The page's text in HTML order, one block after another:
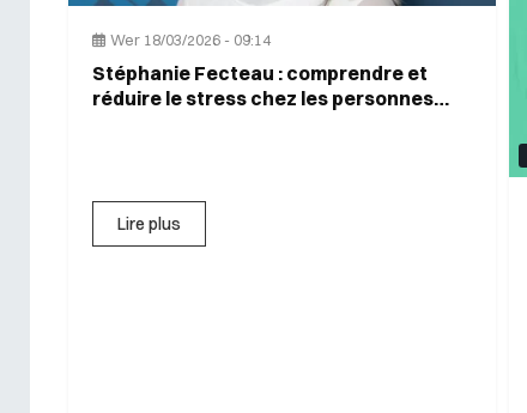
Wer 18/03/2026 - 09:14
Stéphanie Fecteau : comprendre et
réduire le stress chez les personnes
Lire plus